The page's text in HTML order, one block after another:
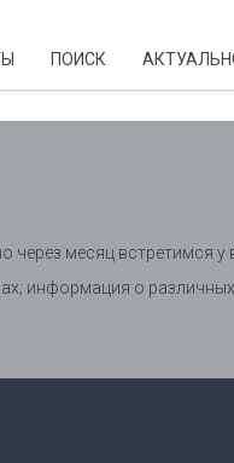
ПОИСК
через месяц встретимся у
информация о различных